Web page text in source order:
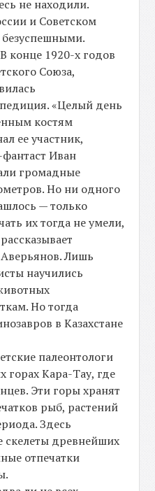
не находили.
и Советском
безуспешными.
конце 1920-х годов
Союза,
«Целый день
костям
ее участник,
фантаст Иван
громадные
Но ни одного
— только
их тогда не умели,
Лишь
научились
Но тогда
в Казахстане
палеонтологи
горах Кара-Тау, где
Эти горы хранят
рыб, растений
Здесь
скелеты древнейших
отпечатки